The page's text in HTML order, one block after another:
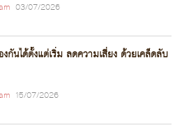
03/07/2026
กันได้ตั้งแต่เริ่ม ลดความเสี่ยง ด้วยเคล็ดลับ
15/07/2026